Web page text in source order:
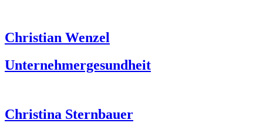
Christian Wenzel
Unternehmergesundheit
Christina Sternbauer